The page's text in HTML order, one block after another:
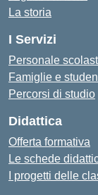
La storia
I Servizi
Personale
Famiglie e
Percorsi di studio
Didattica
Offerta formativa
Le schede
I progetti delle